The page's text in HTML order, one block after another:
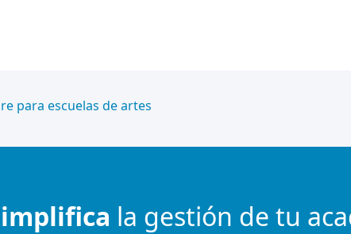
para escuelas de artes
la gestión de tu